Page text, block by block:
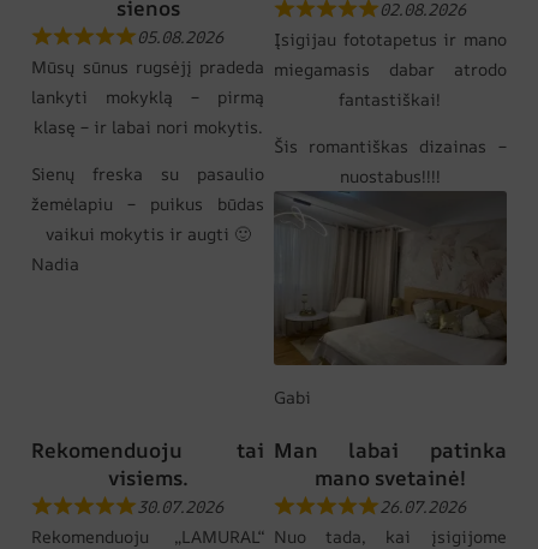
sienos
05.08.2026
Mūsų sūnus rugsėjį pradeda
lankyti mokyklą – pirmą
klasę – ir labai nori mokytis.
Sienų freska su pasaulio
žemėlapiu – puikus būdas
vaikui mokytis ir augti 🙂
Nadia
02.08.2026
Įsigijau fototapetus ir mano
miegamasis dabar atrodo
fantastiškai!
Šis romantiškas dizainas –
nuostabus!!!!
Gabi
Rekomenduoju tai
visiems.
30.07.2026
Rekomenduoju „LAMURAL“
Man labai patinka
mano svetainė!
26.07.2026
Nuo tada, kai įsigijome